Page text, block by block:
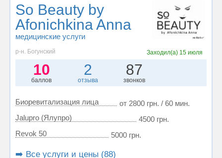
So Beauty by
Afonichkina Anna
медицинские услуги
р-н. Богунский Заходил(а) 15 июля
10
баллов
2
отзыва
87
звонков
Биоревитализация лица
от 2800 грн. / 60 мин.
Jalupro (Ялупро)
4500 грн.
Revok 50
5000 грн.
➡️ Все услуги и цены (88)